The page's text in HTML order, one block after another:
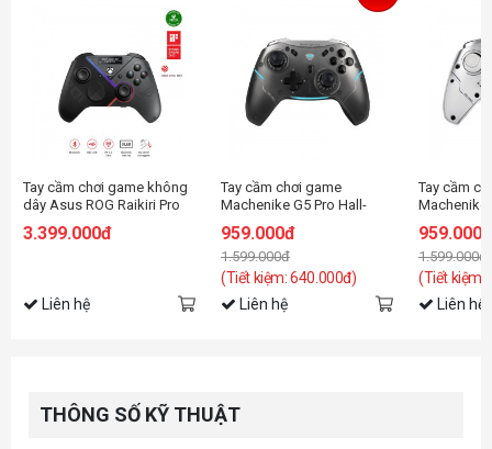
Tay cầm chơi game không
dây Asus ROG Raikiri Pro
3.399.000đ
Liên hệ
Tay cầm chơi game
Machenike G5 Pro Hall-
Màu Đen
959.000đ
1.599.000đ
(Tiết kiệm: 640.000đ)
Liên hệ
Tay cầm
Machenike
Màu Trắng
959.000đ
1.599.000đ
(Tiết kiệm:
Liên hệ
THÔNG SỐ KỸ THUẬT